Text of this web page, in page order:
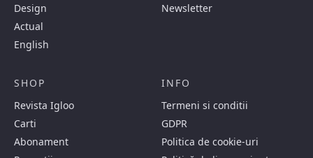
Design
Actual
English
Newsletter
SHOP
Revista Igloo
Carti
Abonament
INFO
Termeni si conditii
GDPR
Politica de cookie-uri